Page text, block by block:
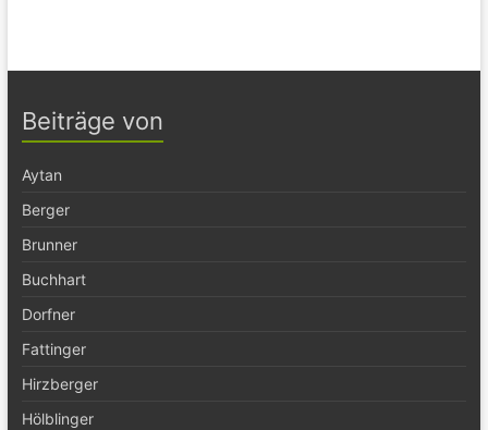
Beiträge von
Aytan
Berger
Brunner
Buchhart
Dorfner
Fattinger
Hirzberger
Hölblinger